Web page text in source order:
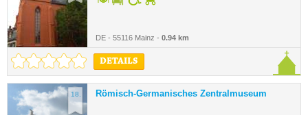
DE - 55116 Mainz - 0.94 km
DETAILS
18. Römisch-Germanisches Zentralmuseum